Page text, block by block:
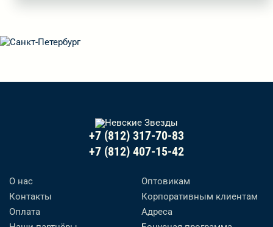
+7 (812) 317-70-83
+7 (812) 407-15-42
О нас
Контакты
Оплата
Оптовикам
Корпоративным клиентам
Адреса